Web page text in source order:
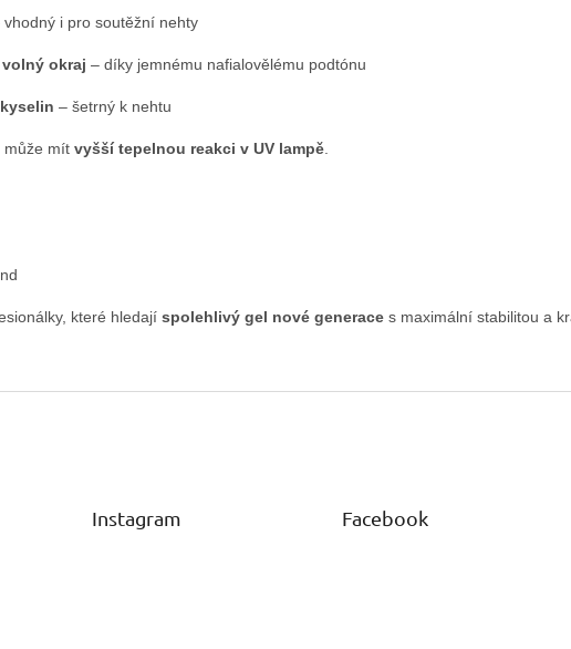
vhodný i pro soutěžní nehty
okraj – díky jemnému nafialovělému podtónu
– šetrný k nehtu
může mít vyšší tepelnou reakci v UV lampě
které hledají spolehlivý gel nové generace s maximální stabilitou a
Instagram Facebook